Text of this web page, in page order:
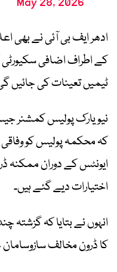
ادھر ایف بی آئی نے بھی
کے اطراف اضافی
ٹیمیں تعینات کی جائیں
نیویارک پولیس کمشنر
کہ محکمہ پولیس کو
ایونٹس کے دوران
اختیارات دیے گئے ہیں۔
کا ڈرون مخالف